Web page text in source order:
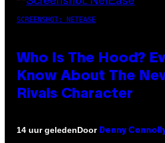
SCREENSHOT: NETEASE
Who Is The Hood?
Know About The
Rivals Character
14 uur geledenDoor Denny